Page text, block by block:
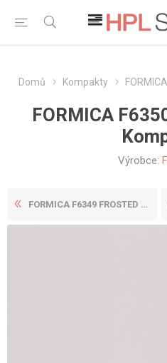
Domů Kompakty
FORMICA
Výrobce:
FORMICA F6349 FROSTED PEARL...